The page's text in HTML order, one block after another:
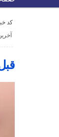
کد خبر :